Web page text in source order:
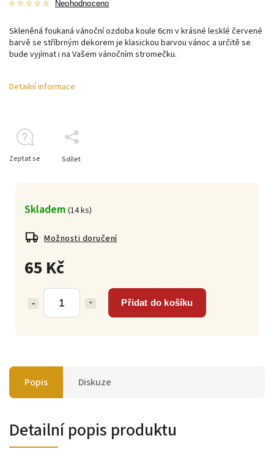
Neohodnoceno
65 Kč
Přidat do košíku
Skladem (14 ks)
Možnosti doručení
Skleněná foukaná vánoční ozdoba koule 6cm v krásné lesklé červené
barvě se stříbrným dekorem je klasickou barvou vánoc a určitě se
bude vyjímat i na Vašem vánočním stromečku.
Detailní informace
Zeptat se Sdílet
Popis Diskuze
Detailní popis produktu